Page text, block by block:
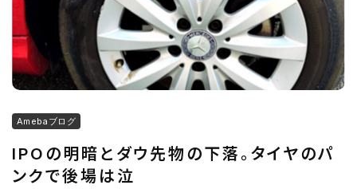
Amebaブログ
IPOの明暗とダウ先物の下落。タイヤのパ
ンクで後場は泣